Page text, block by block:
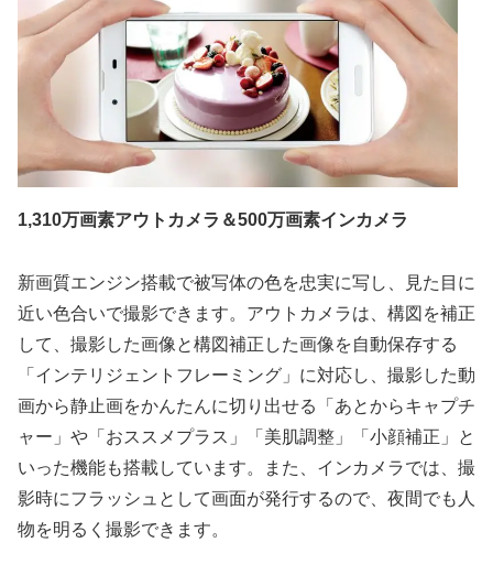
1,310万画素アウトカメラ＆500万画素インカメラ
新画質エンジン搭載で被写体の色を忠実に写し、見た目に
近い色合いで撮影できます。アウトカメラは、構図を補正
して、撮影した画像と構図補正した画像を自動保存する
「インテリジェントフレーミング」に対応し、撮影した動
画から静止画をかんたんに切り出せる「あとからキャプチ
ャー」や「おススメプラス」「美肌調整」「小顔補正」と
いった機能も搭載しています。また、インカメラでは、撮
影時にフラッシュとして画面が発行するので、夜間でも人
物を明るく撮影できます。